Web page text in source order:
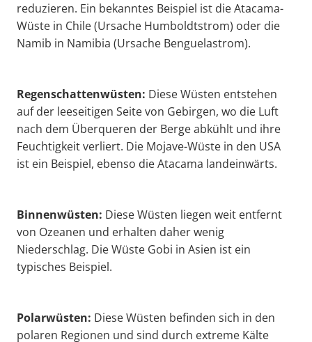
reduzieren. Ein bekanntes Beispiel ist die Atacama-
Wüste in Chile (Ursache Humboldtstrom) oder die
Namib in Namibia (Ursache Benguelastrom).
Regenschattenwüsten: Diese Wüsten entstehen
auf der leeseitigen Seite von Gebirgen, wo die Luft
nach dem Überqueren der Berge abkühlt und ihre
Feuchtigkeit verliert. Die Mojave-Wüste in den USA
ist ein Beispiel, ebenso die Atacama landeinwärts.
Binnenwüsten: Diese Wüsten liegen weit entfernt
von Ozeanen und erhalten daher wenig
Niederschlag. Die Wüste Gobi in Asien ist ein
typisches Beispiel.
Polarwüsten: Diese Wüsten befinden sich in den
polaren Regionen und sind durch extreme Kälte